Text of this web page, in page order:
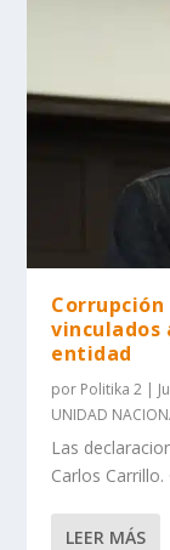
Corrupción
vinculados
entidad
por Politika 2 |
UNIDAD
Las
Carlos
LEER MÁS